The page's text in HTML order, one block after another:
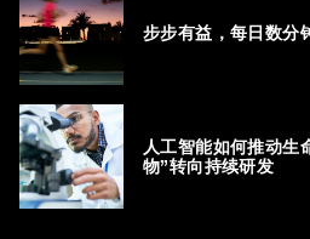
步步有益，每日数分
人工智能如何推动生
物”转向持续研发